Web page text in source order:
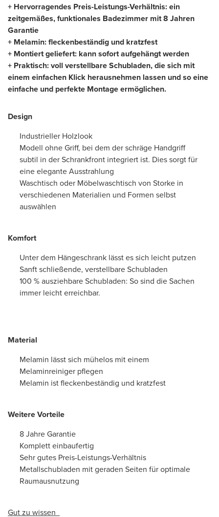
+ Hervorragendes Preis-Leistungs-Verhältnis: ein
zeitgemäßes, funktionales Badezimmer mit 8 Jahren
Garantie
+ Melamin: fleckenbeständig und kratzfest
+ Montiert geliefert: kann sofort aufgehängt werden
+ Praktisch: voll verstellbare Schubladen, die sich mit
einem einfachen Klick herausnehmen lassen und so eine
einfache und perfekte Montage ermöglichen.
Design
Industrieller Holzlook
Modell ohne Griff, bei dem der schräge Handgriff
subtil in der Schrankfront integriert ist. Dies sorgt für
eine elegante Ausstrahlung
Waschtisch oder Möbelwaschtisch von Storke in
verschiedenen Materialien und Formen selbst
auswählen
Komfort
Unter dem Hängeschrank lässt es sich leicht putzen
Sanft schließende, verstellbare Schubladen
100 % ausziehbare Schubladen: So sind die Sachen
immer leicht erreichbar.
Material
Melamin lässt sich mühelos mit einem
Melaminreiniger pflegen
Melamin ist fleckenbeständig und kratzfest
Weitere Vorteile
8 Jahre Garantie
Komplett einbaufertig
Sehr gutes Preis-Leistungs-Verhältnis
Metallschubladen mit geraden Seiten für optimale
Raumausnutzung
Gut zu wissen